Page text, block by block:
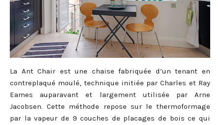
La Ant Chair est une chaise fabriquée d’un tenant en
contreplaqué moulé, technique initiée par Charles et Ray
Eames auparavant et largement utilisée par Arne
Jacobsen. Cette méthode repose sur le thermoformage
par la vapeur de 9 couches de placages de bois ce qui